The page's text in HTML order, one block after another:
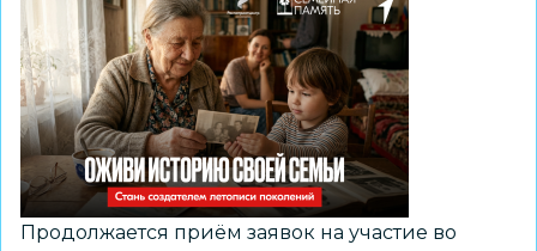
И.Я.
Верченко
Продолжается приём заявок на участие во